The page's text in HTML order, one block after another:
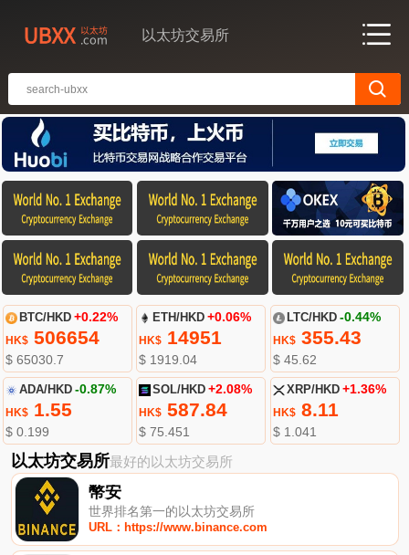
以太坊交易所
BTC/HKD +0.22%
HK$506654
$ 65030.7
ETH/HKD +0.06%
HK$ 14951
$ 1919.04
LTC/HKD -0.44%
HK$355.43
$ 45.62
ADA/HKD -0.87%
HK$1.55
$ 0.199
SOL/HKD +2.08%
HK$ 587.84
$ 75.451
XRP/HKD +1.36%
HK$8.11
$ 1.041
以太坊交易所最好的以太坊交易所
幣安
世界排名第一的以太坊交易所
URL：https://www.binance.com